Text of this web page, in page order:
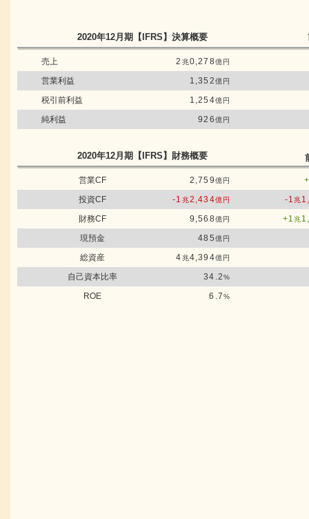
2020年12月期 【IFRS】決算概要
売上 2 兆0,278億円
営業利益 1,352億円
税引前利益 1,254億円
純利益 926億円
2020年12月期 【IFRS】 財務概要
営業CF 2,759億円
投資CF
-1 兆2,434億円 -1兆
財務CF
9,568億円 +1兆
現預金
485億円
総資産 4兆4,394億円
自己資本比率 34.2%
ROE 6.7%